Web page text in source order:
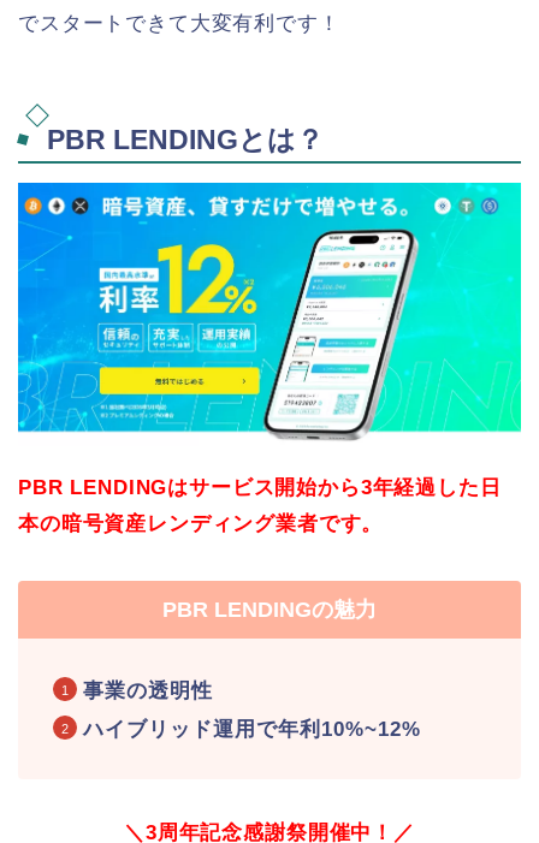
でスタートできて大変有利です！
PBR LENDINGとは？
PBR LENDINGはサービス開始から3年経過した日
本の暗号資産レンディング業者です。
PBR LENDINGの魅力
事業の透明性
ハイブリッド運用で年利10%~12%
＼3周年記念感謝祭開催中！／